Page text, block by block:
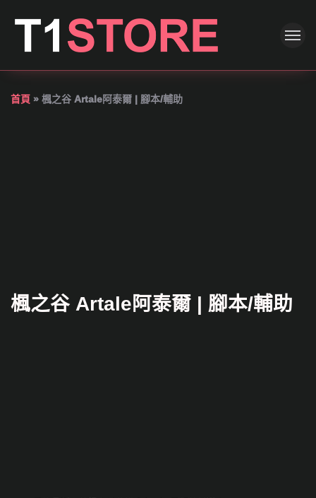
首頁 » 楓之谷 Artale阿泰爾 | 腳本/輔助
楓之谷 Artale阿泰爾 | 腳本/輔助